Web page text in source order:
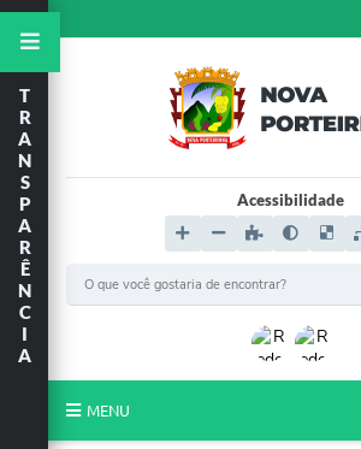
Acessibilidade
MENU
T
R
A
N
S
P
A
R
Ê
N
C
I
A